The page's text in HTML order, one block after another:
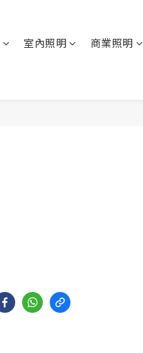
室內照明 商業照明